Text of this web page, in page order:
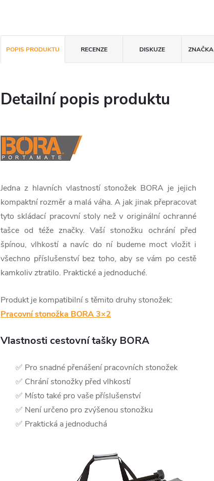
POPIS PRODUKTU RECENZE DISKUZE ZNAČKA
Detailní popis produktu
Jedna z hlavních vlastností stonožek BORA je jejich
kompaktní rozměr a malá váha. A jak jinak přepracovat
tyto skládací pracovní stoly než v originální ochranné
tašce od téže značky. Vaší stonožku ochrání před
špínou, vlhkostí a navíc do ní budeme moct vložit i
všechno příslušenství bez toho, aby se vám po cestě
kamkoliv ztratilo. Praktické a jednoduché.
Produkt je kompatibilní s těmito druhy stonožek:
Pracovní stonožka BORA 3×2
Vlastnosti cestovní tašky BORA
✅ Pro snadné přenášení pracovních stonožek
✅ Chrání stonožky před vlhkostí
✅ Místo také pro vaše příslušenství
✅ Není určeno pro zvýšenou stonožku
✅ Praktická a jednoduchá